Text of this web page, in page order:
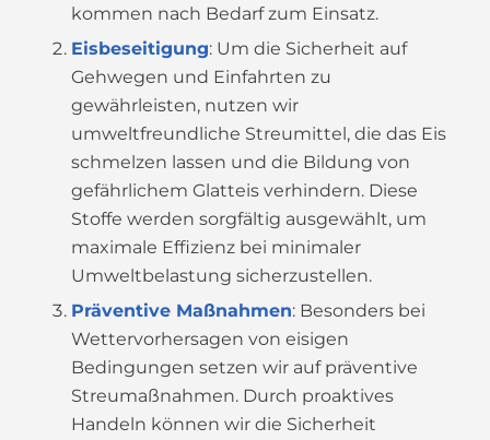
kommen nach Bedarf zum Einsatz.
Eisbeseitigung: Um die Sicherheit auf
Gehwegen und Einfahrten zu
gewährleisten, nutzen wir
umweltfreundliche Streumittel, die das Eis
schmelzen lassen und die Bildung von
gefährlichem Glatteis verhindern. Diese
Stoffe werden sorgfältig ausgewählt, um
maximale Effizienz bei minimaler
Umweltbelastung sicherzustellen.
Präventive Maßnahmen: Besonders bei
Wettervorhersagen von eisigen
Bedingungen setzen wir auf präventive
Streumaßnahmen. Durch proaktives
Handeln können wir die Sicherheit